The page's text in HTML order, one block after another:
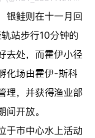
银鲑则在十一月回
站步行10分钟的
去处，而霍伊小径
化场由霍伊-斯科
理，并获得渔业部
开放。
于市中心水上活动